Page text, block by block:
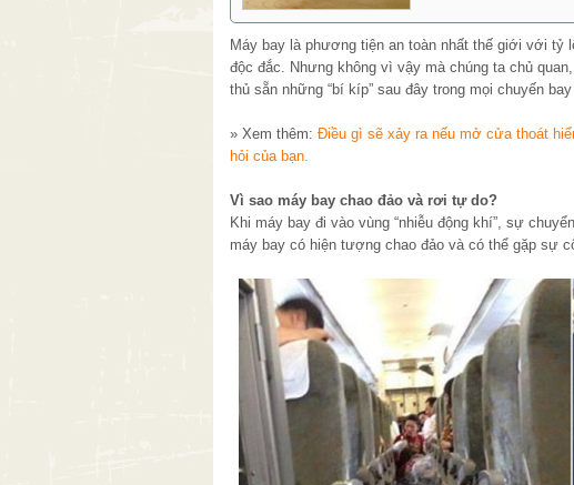
Máy bay là phương tiện an toàn nhất thế giới với tỷ
độc đắc. Nhưng không vì vậy mà chúng ta chủ
thủ sẵn những “bí kíp” sau đây trong mọi chuyến
» Xem thêm: Điều gì sẽ xảy ra nếu mở cửa thoát
hỏi của bạn.
Vì sao máy bay chao đảo và rơi tự do?
Khi máy bay đi vào vùng “nhiễu động khí”, sự
máy bay có hiện tượng chao đảo và có thể gặp sự